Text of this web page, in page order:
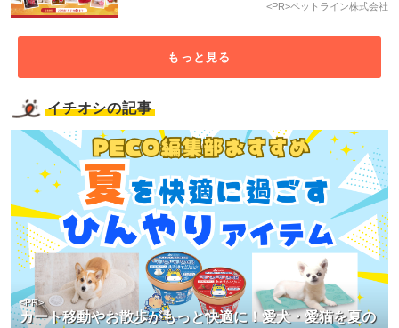
<PR>ペットライン株式会社
もっと見る
イチオシの記事
カート移動やお散歩がもっと快適に！愛犬・愛猫を夏の
<PR>
pecodogs
いぬ部をフォロー
ねこ部をフォロー
PECOアプリをダウンロード済みの方